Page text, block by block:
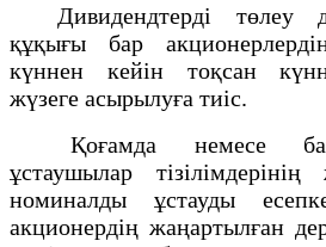
Дивидендтерді төлеу
құқығы бар
күннен кейін тоқсан
жүзеге асырылуға тиіс.
Қоғамда немесе
ұстаушылар
номиналды ұстауды
акционердің жаңартылған